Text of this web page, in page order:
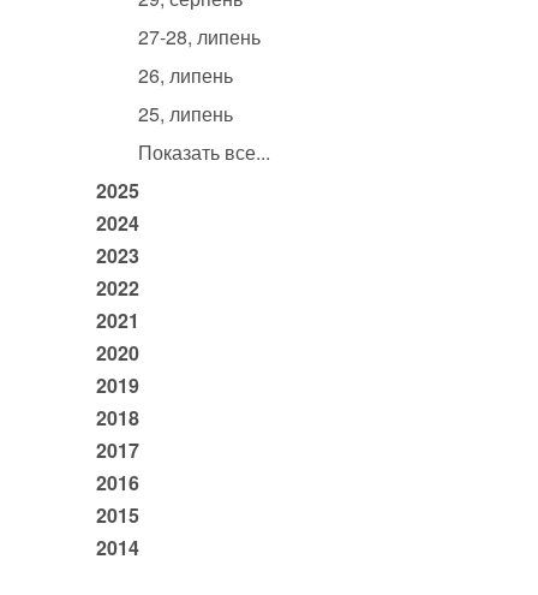
27-28, липень
26, липень
25, липень
Показать все...
2025
2024
2023
2022
2021
2020
2019
2018
2017
2016
2015
2014